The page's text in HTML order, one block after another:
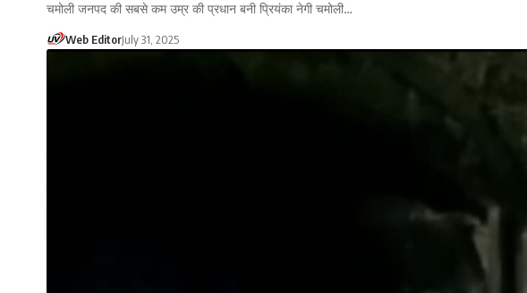
चमोली जनपद की सबसे कम उम्र की प्रधान बनी प्रियंका नेगी चमोली…
Web EditorJuly 31, 2025